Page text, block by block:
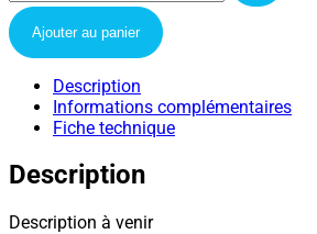
Ajouter au panier
Description
Informations complémentaires
Fiche technique
Description
Description à venir